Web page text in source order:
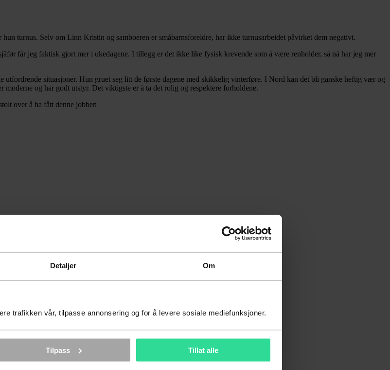
Detaljer Om
trafikken vår, tilpasse annonsering og for å levere sosiale mediefunksjoner.
Tilpass Tillat alle
turnus. Selv om Linn Kristin og samboeren er småbarnsforeldre, har ikke turnusarbeidet påvirket dem negativt.
får jeg faktisk gjort mer i ukedagene. I tillegg er det ikke like fysisk krevende som å være renholder, så nå har jeg mer
situasjoner. Hun gruet seg litt de første dagene med skikkelig vinterføre. I Nord kan det bli ganske heftig vær og
og har godt utstyr. Det viktigste er å ta det rolig og respektere forholdene.
over å ha fått denne jobben